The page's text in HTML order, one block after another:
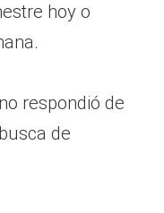
hoy o
respondió de
de